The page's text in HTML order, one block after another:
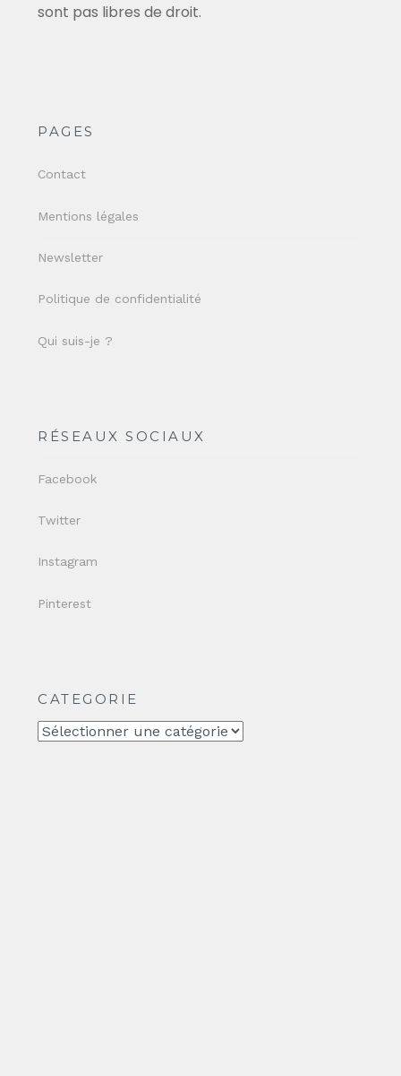
sont pas libres de droit.
PAGES
Contact
Mentions légales
Newsletter
Politique de confidentialité
Qui suis-je ?
RÉSEAUX SOCIAUX
Facebook
Twitter
Instagram
Pinterest
CATEGORIE
CATEGORIE